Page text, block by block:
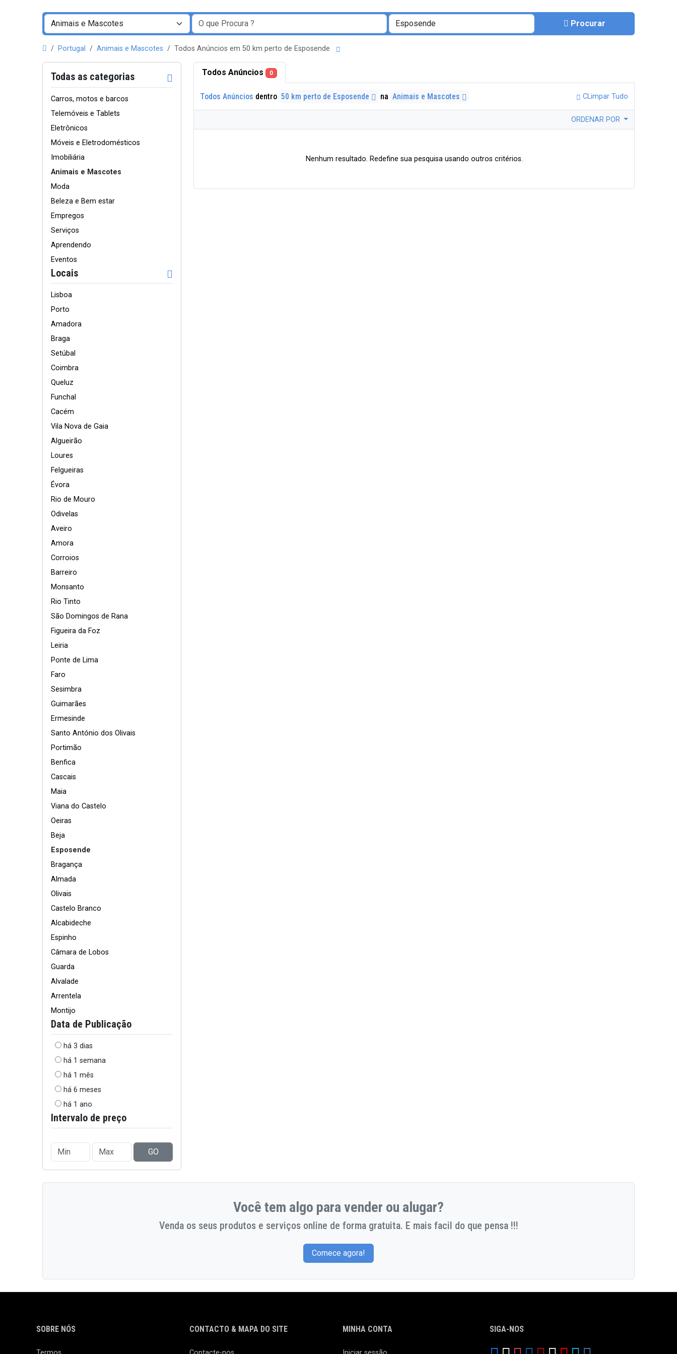
Procurar
Portugal Animais e Mascotes Todos Anúncios em 50 km perto de Esposende
Todas as categorias
Carros, motos e barcos
Telemóveis e Tablets
Eletrônicos
Móveis e Eletrodomésticos
Imobiliária
Animais e Mascotes
Moda
Beleza e Bem estar
Empregos
Serviços
Aprendendo
Eventos
Locais
Lisboa
Porto
Amadora
Braga
Setúbal
Coimbra
Queluz
Funchal
Cacém
Vila Nova de Gaia
Algueirão
Loures
Felgueiras
Évora
Rio de Mouro
Odivelas
Aveiro
Amora
Corroios
Barreiro
Monsanto
Rio Tinto
São Domingos de Rana
Figueira da Foz
Leiria
Ponte de Lima
Faro
Sesimbra
Guimarães
Ermesinde
Santo António dos Olivais
Portimão
Benfica
Cascais
Maia
Viana do Castelo
Oeiras
Beja
Esposende
Bragança
Almada
Olivais
Castelo Branco
Alcabideche
Espinho
Câmara de Lobos
Guarda
Alvalade
Arrentela
Montijo
Data de Publicação
há 3 dias
há 1 semana
há 1 mês
há 6 meses
há 1 ano
Intervalo de preço
GO
Todos Anúncios 0
Todos Anúncios dentro 50 km perto de Esposende na Animais e Mascotes CLimpar Tudo
ORDENAR POR
Nenhum resultado. Redefine sua pesquisa usando outros critérios.
Você tem algo para vender ou alugar?
Venda os seus produtos e serviços online de forma gratuita. E mais facil do que pensa !!!
Comece agora!
SOBRE NÓS CONTACTO & MAPA DO SITE MINHA CONTA SIGA-NOS